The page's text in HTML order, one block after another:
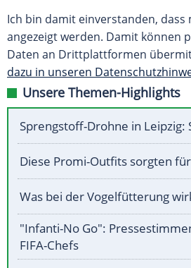
Ich bin damit einverstanden,
angezeigt werden. Damit können
Daten an Drittplattformen
dazu in unseren
Unsere Themen-Highlights
Sprengstoff-Drohne in Leipzig:
Diese Promi-Outfits sorgten
Was bei der Vogelfütterung
"Infanti-No Go":
FIFA-Chefs